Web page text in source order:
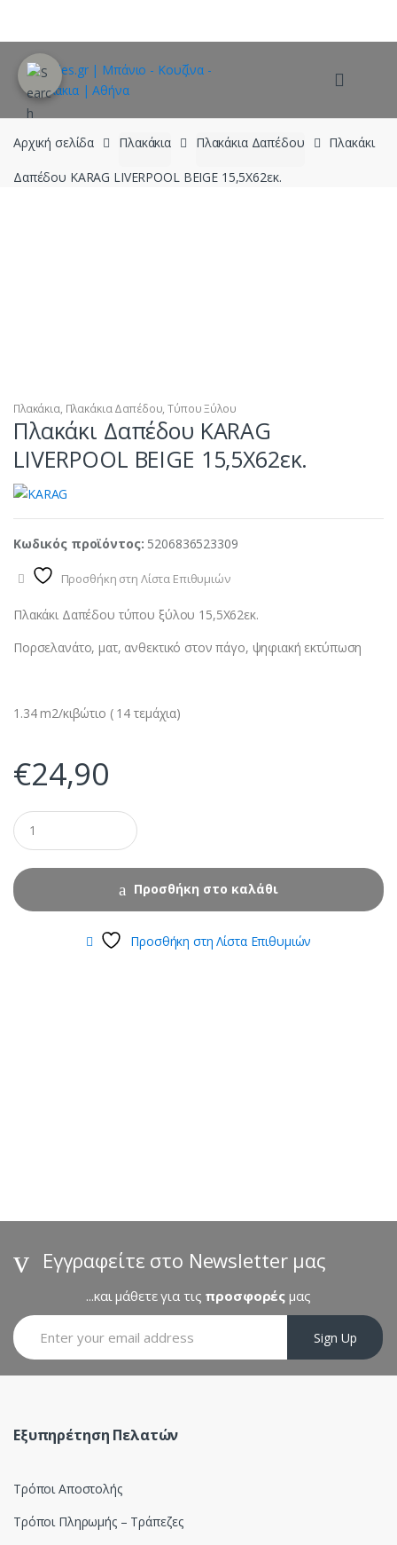
navigation
content
Αρχική σελίδα Πλακάκια Πλακάκια Δαπέδου Πλακάκι
Δαπέδου KARAG LIVERPOOL BEIGE 15,5X62εκ.
Πλακάκια, Πλακάκια Δαπέδου,Τύπου Ξύλου
Πλακάκι Δαπέδου KARAG
LIVERPOOL BEIGE 15,5X62εκ.
Κωδικός προϊόντος: 5206836523309
Προσθήκη στη Λίστα Επιθυμιών
Πλακάκι Δαπέδου τύπου ξύλου 15,5X62εκ.
Πορσελανάτο, ματ, ανθεκτικό στον πάγο, ψηφιακή εκτύπωση
1.34 m2/κιβώτιο ( 14 τεμάχια)
€24,90
Προσθήκη στο καλάθι
Προσθήκη στη Λίστα Επιθυμιών
d
Εγγραφείτε στο Newsletter μας
...και μάθετε για τις προσφορές μας
Sign Up
Εξυπηρέτηση Πελατών
Τρόποι Αποστολής
Τρόποι Πληρωμής – Τράπεζες